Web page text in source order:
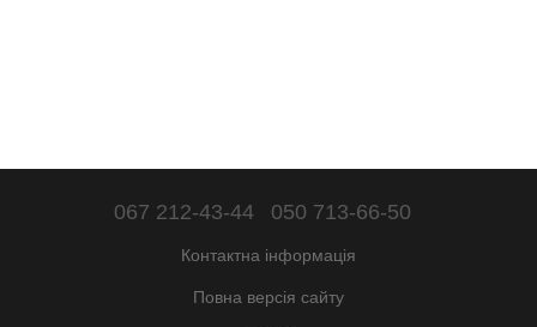
067 212-43-44 050 713-66-50
Контактна інформація
Повна версія сайту